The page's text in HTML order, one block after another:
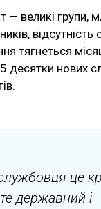
— великі групи,
відсутність
тягнеться
десятки нових
це
державний і